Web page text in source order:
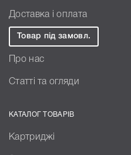
Доставка і оплата
Товар під замовл.
Про нас
Статті та огляди
КАТАЛОГ ТОВАРІВ
Картриджі